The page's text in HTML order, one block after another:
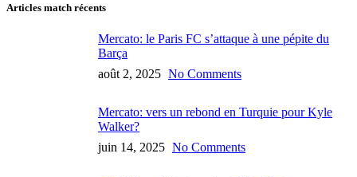
Articles match récents
Mercato: le Paris FC s’attaque à une pépite du
Barça
août 2, 2025 No Comments
Mercato: vers un rebond en Turquie pour Kyle
Walker?
juin 14, 2025 No Comments